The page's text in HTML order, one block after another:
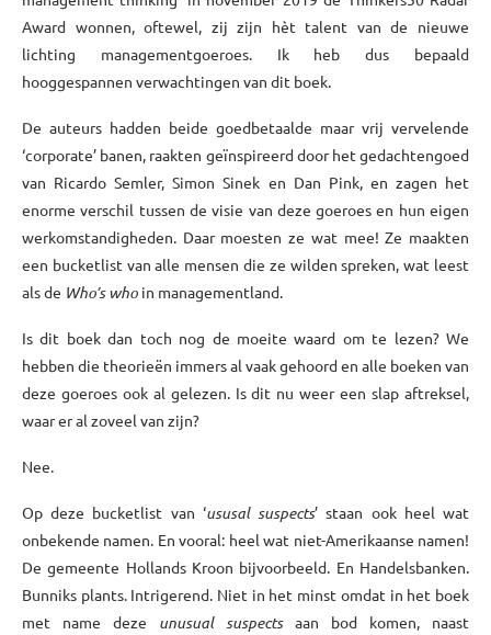
Award wonnen, oftewel, zij zijn hèt talent van de nieuwe
lichting managementgoeroes. Ik heb dus bepaald
hooggespannen verwachtingen van dit boek.
De auteurs hadden beide goedbetaalde maar vrij vervelende
‘corporate’ banen, raakten geïnspireerd door het gedachtengoed
van Ricardo Semler, Simon Sinek en Dan Pink, en zagen het
enorme verschil tussen de visie van deze goeroes en hun eigen
werkomstandigheden. Daar moesten ze wat mee! Ze maakten
een bucketlist van alle mensen die ze wilden spreken, wat leest
als de Who’s who in managementland.
Is dit boek dan toch nog de moeite waard om te lezen? We
hebben die theorieën immers al vaak gehoord en alle boeken van
deze goeroes ook al gelezen. Is dit nu weer een slap aftreksel,
waar er al zoveel van zijn?
Nee.
Op deze bucketlist van ‘ususal suspects’ staan ook heel wat
onbekende namen. En vooral: heel wat niet-Amerikaanse namen!
De gemeente Hollands Kroon bijvoorbeeld. En Handelsbanken.
Bunniks plants. Intrigerend. Niet in het minst omdat in het boek
met name deze unusual suspectsaan bod komen, naast